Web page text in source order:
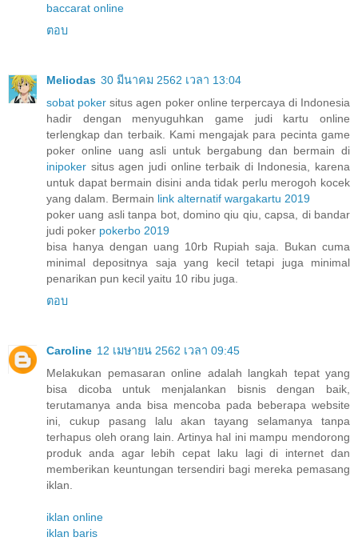
baccarat online
ตอบ
Meliodas 30 มีนาคม 2562 เวลา 13:04
sobat poker situs agen poker online terpercaya di Indonesia
hadir dengan menyuguhkan game judi kartu online
terlengkap dan terbaik. Kami mengajak para pecinta game
poker online uang asli untuk bergabung dan bermain di
inipoker situs agen judi online terbaik di Indonesia, karena
untuk dapat bermain disini anda tidak perlu merogoh kocek
yang dalam. Bermain link alternatif wargakartu 2019
poker uang asli tanpa bot, domino qiu qiu, capsa, di bandar
judi poker pokerbo 2019
bisa hanya dengan uang 10rb Rupiah saja. Bukan cuma
minimal depositnya saja yang kecil tetapi juga minimal
penarikan pun kecil yaitu 10 ribu juga.
ตอบ
Caroline 12 เมษายน 2562 เวลา 09:45
Melakukan pemasaran online adalah langkah tepat yang
bisa dicoba untuk menjalankan bisnis dengan baik,
terutamanya anda bisa mencoba pada beberapa website
ini, cukup pasang lalu akan tayang selamanya tanpa
terhapus oleh orang lain. Artinya hal ini mampu mendorong
produk anda agar lebih cepat laku lagi di internet dan
memberikan keuntungan tersendiri bagi mereka pemasang
iklan.
iklan online
iklan baris